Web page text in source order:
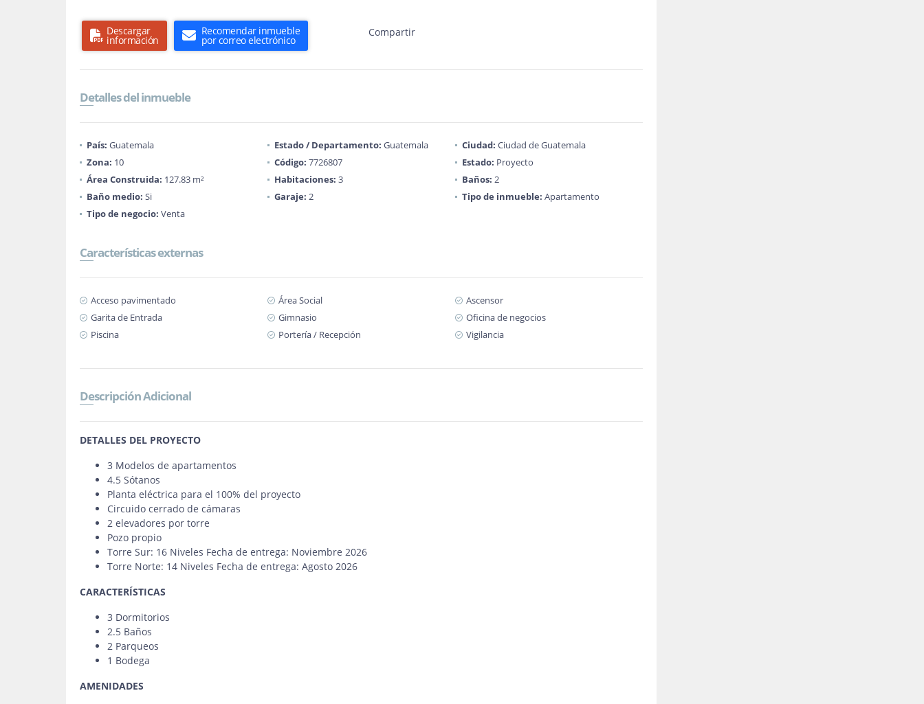
Descargar
información
Recomendar inmueble
por correo electrónico
Compartir
Detalles del inmueble
País: Guatemala Estado / Departamento: Guatemala Ciudad: Ciudad de Guatemala
Zona: 10 Código: 7726807 Estado: Proyecto
Área Construida: 127.83 m² Habitaciones: 3 Baños: 2
Baño medio: Si Garaje: 2 Tipo de inmueble: Apartamento
Tipo de negocio: Venta
Características externas
Acceso pavimentado Área Social
Ascensor
Garita de Entrada
Gimnasio
Oficina de negocios
Piscina
Portería / Recepción Vigilancia
Descripción Adicional
DETALLES DEL PROYECTO
3 Modelos de apartamentos
4.5 Sótanos
Planta eléctrica para el 100% del proyecto
Circuido cerrado de cámaras
2 elevadores por torre
Pozo propio
Torre Sur: 16 Niveles Fecha de entrega: Noviembre 2026
Torre Norte: 14 Niveles Fecha de entrega: Agosto 2026
CARACTERÍSTICAS
3 Dormitorios
2.5 Baños
2 Parqueos
1 Bodega
AMENIDADES